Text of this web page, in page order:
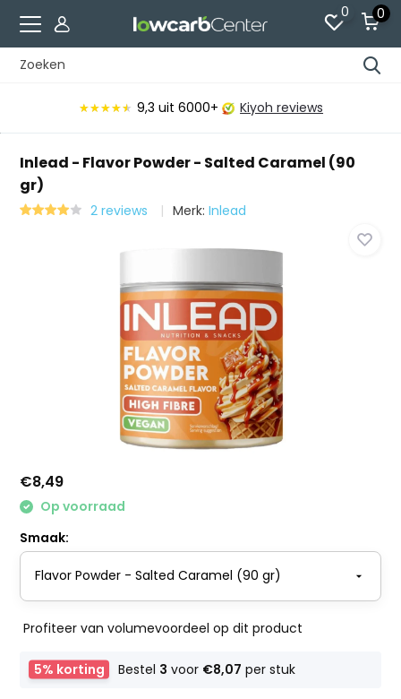
0 0
★★★★★
★★★★★ 9,3 uit 6000+ Kiyoh reviews
Inlead - Flavor Powder - Salted Caramel (90
gr)
2 reviews Merk:Inlead
€8,49
Op voorraad
Smaak:
Profiteer van volumevoordeel op dit product
5% korting Bestel 3 voor €8,07 per stuk